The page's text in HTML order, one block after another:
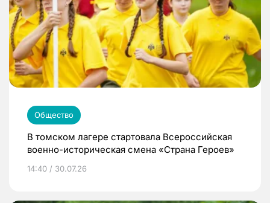
Общество
В томском лагере стартовала Всероссийская
военно-историческая смена «Страна Героев»
14:40 / 30.07.26